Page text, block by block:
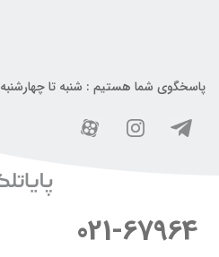
پاسخگوی شما هستیم : شنبه تا چهارشنبه 9:00-17:30 . پنج شنبه 9:00-14:00
021-67964